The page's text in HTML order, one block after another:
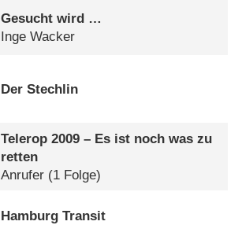
Gesucht wird …
Inge Wacker
Der Stechlin
Telerop 2009 – Es ist noch was zu
retten
Anrufer (1 Folge)
Hamburg Transit